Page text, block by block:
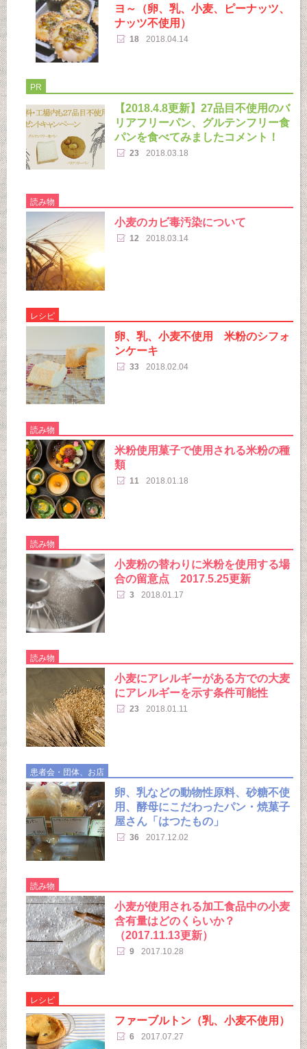
ヨ～（卵、乳、小麦、ピーナッツ、
ナッツ不使用）
18 2018.04.14
PR
【2018.4.8更新】27品目不使用のバ
リアフリーパン、グルテンフリー食
パンを食べてみましたコメント！
23 2018.03.18
読み物
小麦のカビ毒汚染について
12 2018.03.14
レシピ
卵、乳、小麦不使用 米粉のシフォ
ンケーキ
33 2018.02.04
読み物
米粉使用菓子で使用される米粉の種
類
11 2018.01.18
読み物
小麦粉の替わりに米粉を使用する場
合の留意点 2017.5.25更新
3 2018.01.17
読み物
小麦にアレルギーがある方での大麦
にアレルギーを示す条件可能性
23 2018.01.11
患者会・団体、お店
卵、乳などの動物性原料、砂糖不使
用、酵母にこだわったパン・焼菓子
屋さん「はつたもの」
36 2017.12.02
読み物
小麦が使用される加工食品中の小麦
含有量はどのくらいか？
（2017.11.13更新）
9 2017.10.28
レシピ
ファーブルトン（乳、小麦不使用）
6 2017.07.27